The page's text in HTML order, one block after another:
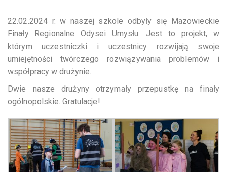
22.02.2024 r. w naszej szkole odbyły się Mazowieckie
Finały Regionalne Odysei Umysłu. Jest to projekt, w
którym uczestniczki i uczestnicy rozwijają swoje
umiejętności twórczego rozwiązywania problemów i
współpracy w drużynie.
Dwie nasze drużyny otrzymały przepustkę na finały
ogólnopolskie. Gratulacje!